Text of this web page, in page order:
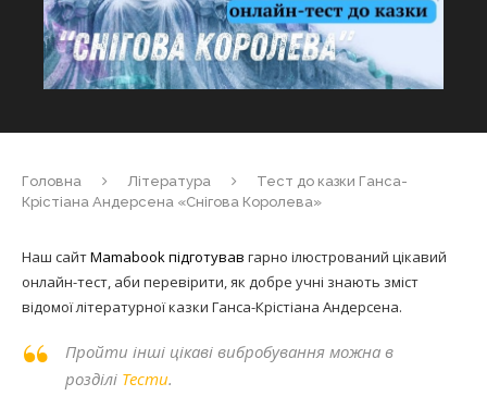
Головна Література
Тест до казки Ганса-
Крістіана Андерсена «Снігова Королева»
Наш сайтMamabookпідготував гарно ілюстрований цікавий
онлайн-тест, аби перевірити, як добре учні знають зміст
відомої літературної казки Ганса-Крістіана Андерсена.
Пройти інші цікаві вибробування можна в
розділі Тести.